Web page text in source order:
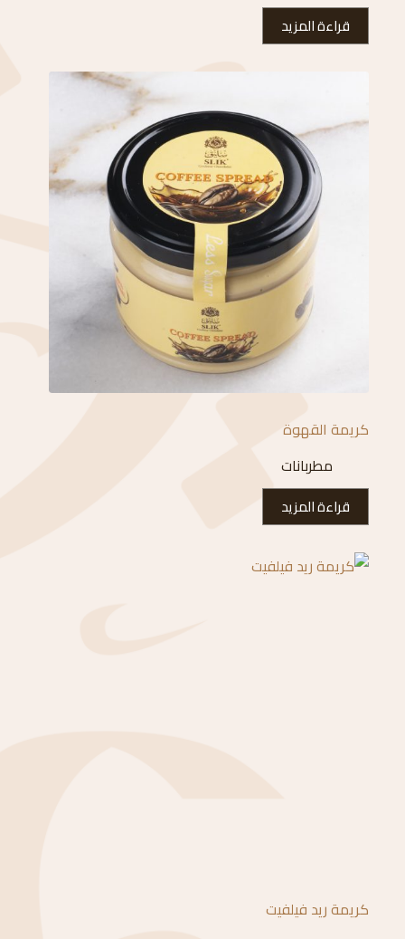
قراءة المزيد
كريمة القهوة
مطربانات
قراءة المزيد
كريمة ريد فيلفيت